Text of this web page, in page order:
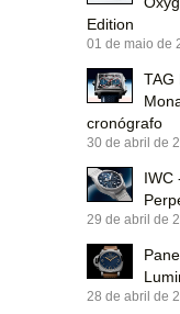
Edition
01 de maio de
TAG
cronógrafo
30 de abril de
IWC
29 de abril de
28 de abril de